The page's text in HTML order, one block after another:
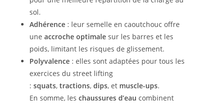
sol.
Adhérence : leur semelle en caoutchouc offre
une accroche optimale sur les barres et les
poids, limitant les risques de glissement.
Polyvalence : elles sont adaptées pour tous les
exercices du street lifting
: squats, tractions, dips, et muscle-ups.
En somme, les chaussures d’eau combinent